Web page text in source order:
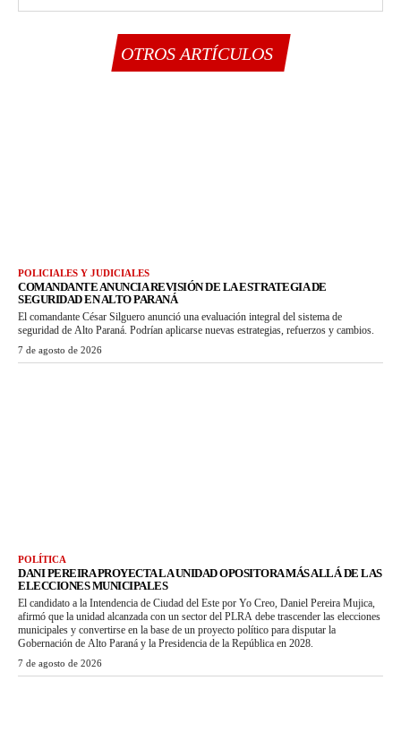
OTROS ARTÍCULOS
POLICIALES Y JUDICIALES
COMANDANTE ANUNCIA REVISIÓN DE LA ESTRATEGIA DE
SEGURIDAD EN ALTO PARANÁ
El comandante César Silguero anunció una evaluación integral del sistema de
seguridad de Alto Paraná. Podrían aplicarse nuevas estrategias, refuerzos y cambios.
7 de agosto de 2026
POLÍTICA
DANI PEREIRA PROYECTA LA UNIDAD OPOSITORA MÁS ALLÁ DE LAS
ELECCIONES MUNICIPALES
El candidato a la Intendencia de Ciudad del Este por Yo Creo, Daniel Pereira Mujica,
afirmó que la unidad alcanzada con un sector del PLRA debe trascender las elecciones
municipales y convertirse en la base de un proyecto político para disputar la
Gobernación de Alto Paraná y la Presidencia de la República en 2028.
7 de agosto de 2026